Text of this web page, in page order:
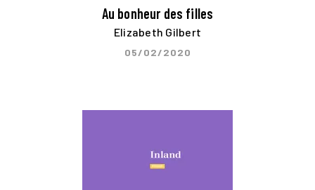
Au bonheur des filles
Elizabeth Gilbert
05/02/2020